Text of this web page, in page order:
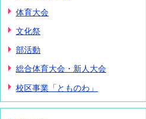
体育大会
文化祭
部活動
総合体育大会・新人大会
校区事業「とものわ」